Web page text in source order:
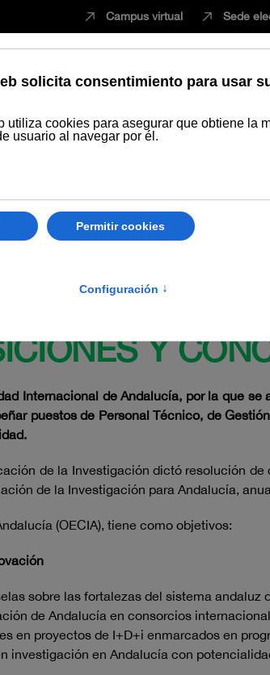
Campus virtual Sede
EstudiarInnovaciónVida
la Universidad Internacional de Andalucía, por
de Personal Técnico, de Gestión y de
Y
Internacional de Andalucía, por la que
puestos de Personal Técnico, de
de la Investigación dictó resolución
de la Investigación para Andalucía,
(OECIA), tiene como objetivos:
sobre las fortalezas del sistema andaluz
de Andalucía en consorcios
en proyectos de I+D+i enmarcados en
investigación en Andalucía con